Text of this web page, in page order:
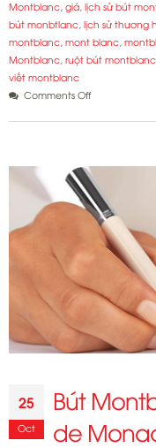
Montblanc, giá, lịch sử bút
bút monbtlanc, lịch sử thương
montblanc, mont blanc,
Montblanc, ruột bút
viết montblanc
Comments Offon
hiệu
bút
Montblanc
25
Oct
Bút
de